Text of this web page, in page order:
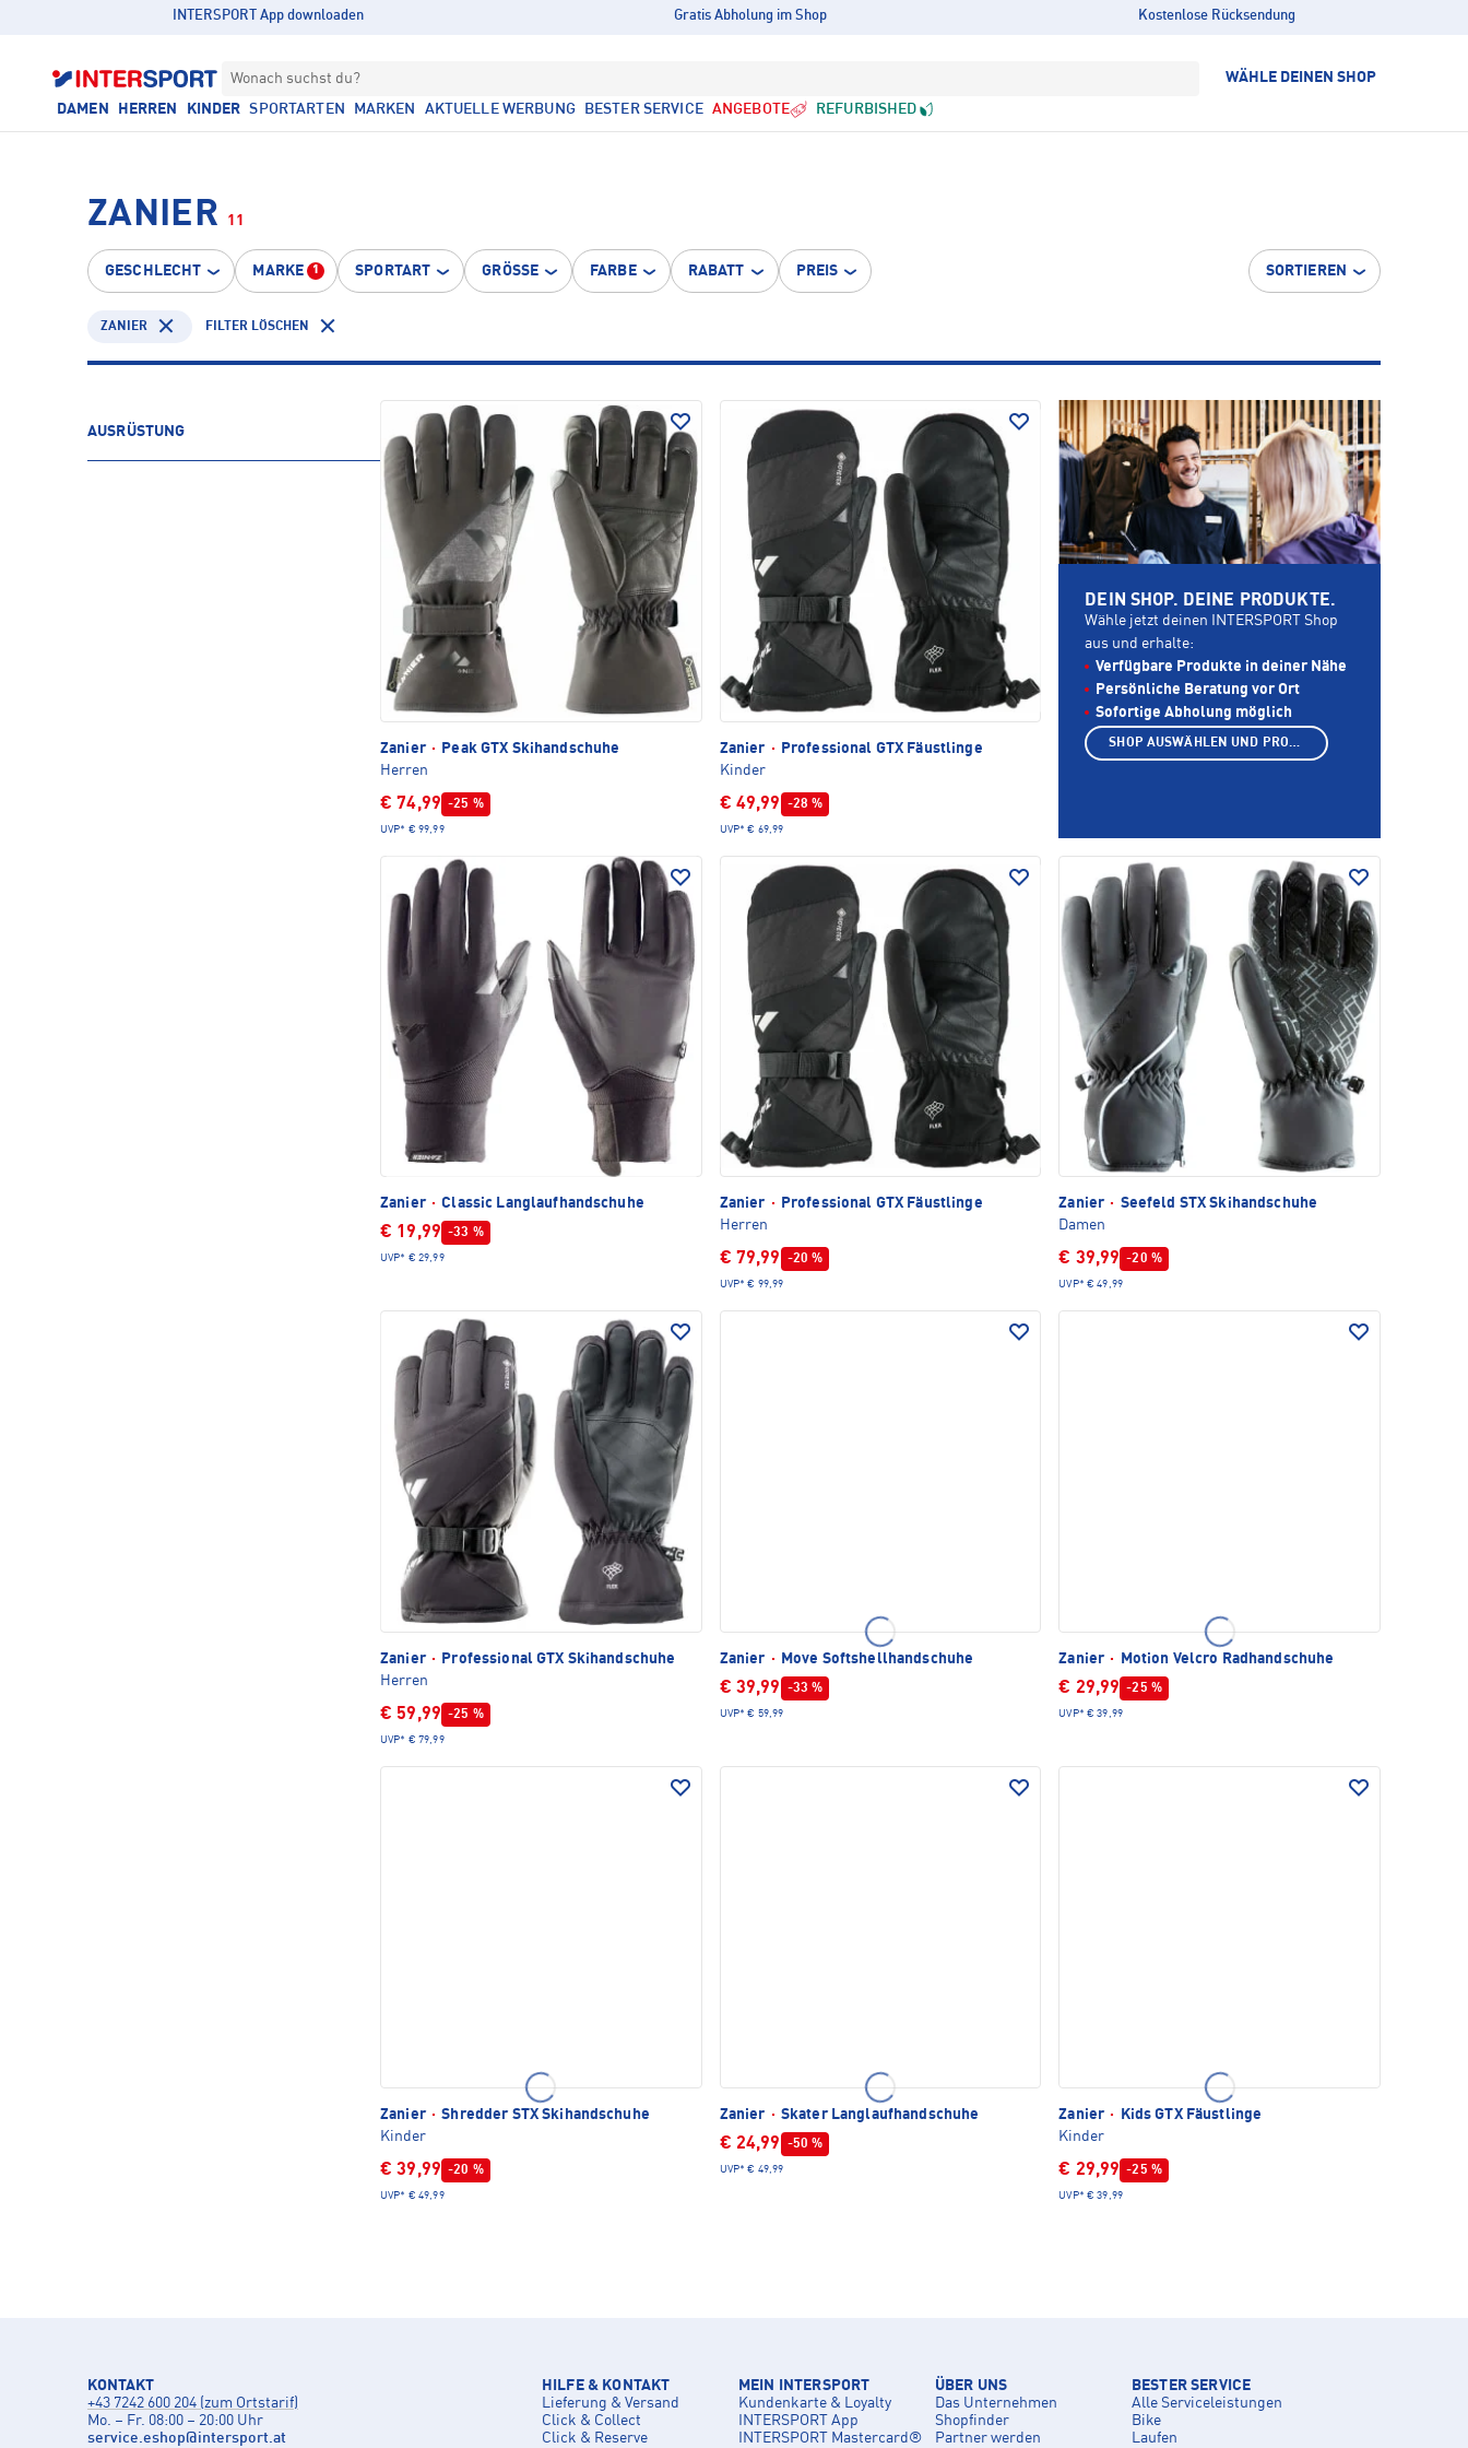
INTERSPORT App downloaden Gratis Abholung im Shop Kostenlose Rücksendung
Wonach suchst du? WÄHLE DEINEN SHOP
DAMEN HERREN KINDER SPORTARTEN MARKEN AKTUELLE WERBUNG BESTER SERVICE ANGEBOTE REFURBISHED
ZANIER 11
GESCHLECHT MARKE 1 SPORTART GRÖSSE FARBE RABATT PREIS SORTIEREN
ZANIER FILTER LÖSCHEN
AUSRÜSTUNG
Zanier ·
Peak GTX Skihandschuhe
Herren
€ 74,99 -25 %
UVP* € 99,99
Zanier ·
Professional GTX Fäustlinge
Kinder
€ 49,99 -28 %
UVP* € 69,99
Zanier · Classic Langlaufhandschuhe
€ 19,99 -33 %
UVP* € 29,99
Zanier ·
Professional GTX Fäustlinge
Herren
€ 79,99 -20 %
UVP* € 99,99
Zanier · Seefeld STX Skihandschuhe
Damen
€ 39,99 -20 %
UVP* € 49,99
Zanier ·
Professional GTX Skihandschuhe
Herren
€ 59,99 -25 %
UVP* € 79,99
Zanier · Move Softshellhandschuhe
€ 39,99 -33 %
UVP* € 59,99
Zanier · Motion Velcro Radhandschuhe
€ 29,99 -25 %
UVP* € 39,99
Zanier · Shredder STX Skihandschuhe
Kinder
€ 39,99 -20 %
UVP* € 49,99
Zanier · Skater Langlaufhandschuhe
€ 24,99 -50 %
UVP* € 49,99
Zanier ·
Kids GTX Fäustlinge
Kinder
€ 29,99 -25 %
UVP* € 39,99
DEIN SHOP. DEINE PRODUKTE.
Wähle jetzt deinen INTERSPORT Shop
aus und erhalte:
Verfügbare Produkte in deiner Nähe
Persönliche Beratung vor Ort
Sofortige Abholung möglich
SHOP AUSWÄHLEN UND PRODUKTE ANZEIGEN
KONTAKT
+43 7242 600 204 (zum Ortstarif)
Mo. – Fr. 08:00 – 20:00 Uhr
service.eshop@intersport.at
HILFE & KONTAKT
Lieferung & Versand
Click & Collect
Click & Reserve
MEIN INTERSPORT
Kundenkarte & Loyalty
INTERSPORT App
INTERSPORT Mastercard®
ÜBER UNS
Das Unternehmen
Shopfinder
Partner werden
BESTER SERVICE
Alle Serviceleistungen
Bike
Laufen